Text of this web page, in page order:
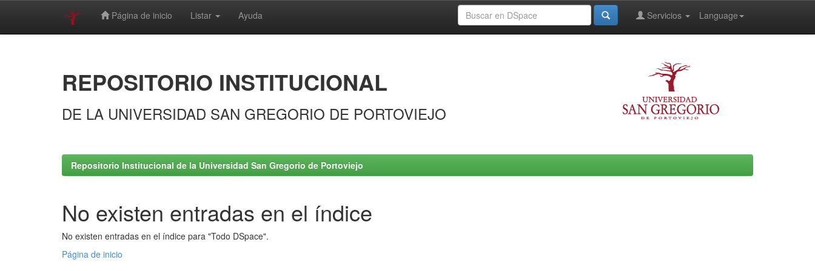
Página de inicio Listar Ayuda Language
Servicios
REPOSITORIO INSTITUCIONAL
DE LA UNIVERSIDAD SAN GREGORIO DE PORTOVIEJO
Repositorio Institucional de la Universidad San Gregorio de Portoviejo
No existen entradas en el índice
No existen entradas en el índice para "Todo DSpace".
Página de inicio